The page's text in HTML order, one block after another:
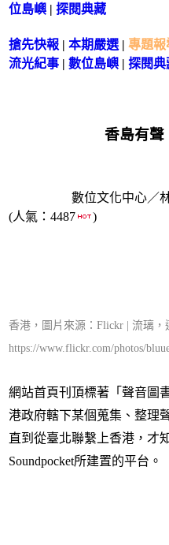
位島嶼 | 探閱典藏
搶先快報 | 本期嚴選 | 專題報
流光紀事 | 數位島嶼 | 探閱典
香島有聲
數位文化中心／
(人氣：4487
)
香港，圖片來源：Flickr | 流璃，
https://www.flickr.com/photos/
網站首頁刊頂標著「聲音圖
港政府轄下某個蒐集、整理
直到從臺北聯繫上香港，才
Soundpocket所建置的平台。